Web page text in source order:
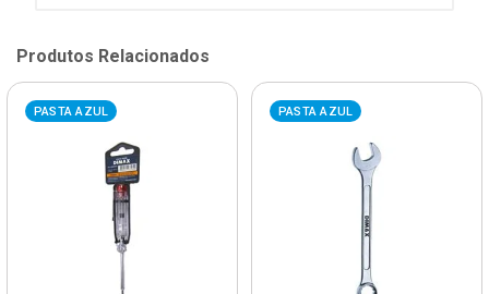
Produtos Relacionados
PASTA AZUL PASTA AZUL